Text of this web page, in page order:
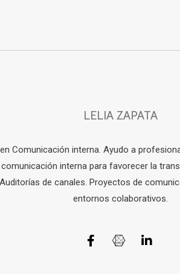
LELIA ZAPATA
Comunicación interna. Ayudo a
interna para favorecer la
de canales. Proyectos de
entornos colaborativos.